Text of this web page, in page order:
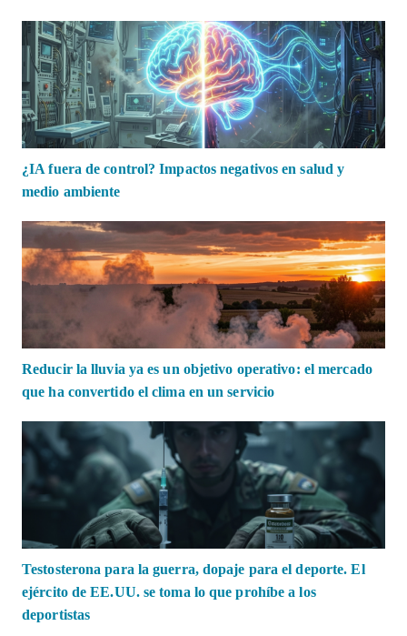
¿IA fuera de control? Impactos negativos en salud y
medio ambiente
Reducir la lluvia ya es un objetivo operativo: el mercado
que ha convertido el clima en un servicio
Testosterona para la guerra, dopaje para el deporte. El
ejército de EE.UU. se toma lo que prohíbe a los
deportistas